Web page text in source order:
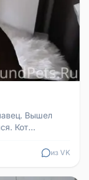
Вышел
Кот
из VK